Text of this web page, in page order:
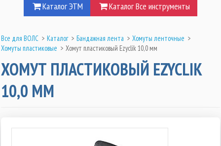
Каталог ЭТМ Каталог Все инструменты
Все для ВОЛС > Каталог > Бандажная лента > Хомуты ленточные >
Хомуты пластиковые > Хомут пластиковый Ezyclik 10,0 мм
ХОМУТ ПЛАСТИКОВЫЙ EZYCLIK
10,0 ММ